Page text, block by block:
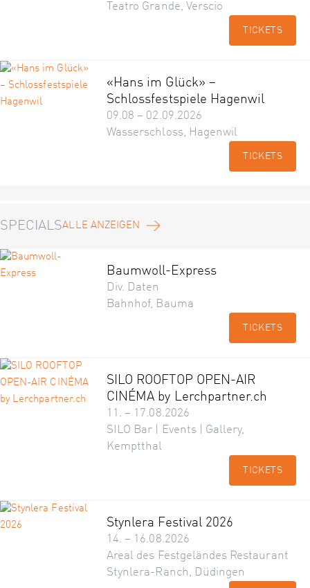
Teatro Grande, Verscio
TICKETS
«Hans im Glück» –
Schlossfestspiele Hagenwil
09.08 – 02.09.2026
Wasserschloss, Hagenwil
TICKETS
SPECIALSALLE ANZEIGEN
Baumwoll-Express
Div. Daten
Bahnhof, Bauma
TICKETS
SILO ROOFTOP OPEN-AIR
CINÉMA by Lerchpartner.ch
11. – 17.08.2026
SILO Bar | Events | Gallery,
Kemptthal
TICKETS
Stynlera Festival 2026
14. – 16.08.2026
Areal des Festgeländes Restaurant
Stynlera-Ranch, Düdingen